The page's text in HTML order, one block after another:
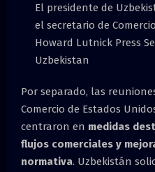
El presidente de
el secretario de
Howard Lutnick Press
Uzbekistan
Por separado, las
Comercio de Estados
centraron en medidas
flujos comerciales y
normativa. Uzbekistán